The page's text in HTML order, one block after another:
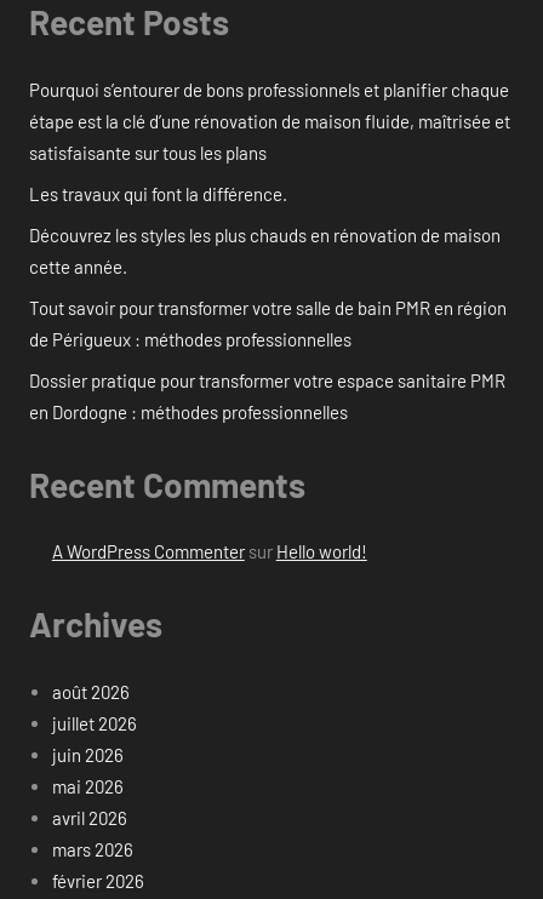
Recent Posts
Pourquoi s’entourer de bons professionnels et planifier chaque
étape est la clé d’une rénovation de maison fluide, maîtrisée et
satisfaisante sur tous les plans
Les travaux qui font la différence.
Découvrez les styles les plus chauds en rénovation de maison
cette année.
Tout savoir pour transformer votre salle de bain PMR en région
de Périgueux : méthodes professionnelles
Dossier pratique pour transformer votre espace sanitaire PMR
en Dordogne : méthodes professionnelles
Recent Comments
A WordPress Commentersur Hello world!
Archives
août 2026
juillet 2026
juin 2026
mai 2026
avril 2026
mars 2026
février 2026